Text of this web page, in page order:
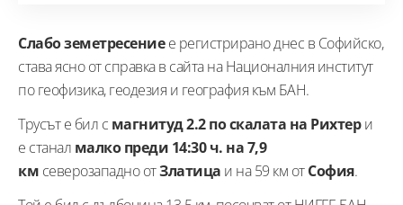
Слабоземетресениее регистрирано днес в Софийско,
става ясно от справка в сайта на Националния институт
по геофизика, геодезия и география към БАН.
Трусът е бил с магнитуд 2.2 по скалата на Рихтери
е станал малко преди 14:30 ч. на 7,9
км северозападно отЗлатица и на 59 км отСофия.